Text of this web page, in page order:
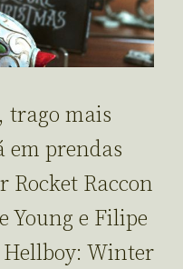
trago mais
em prendas
Rocket Raccon
Young e Filipe
Winter